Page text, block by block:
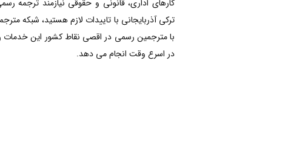
کارهای اداری، قانونی و حقوقی نیازمند ترجمه
ترکی آذربایجانی با تاییدات لازم هستید، شبکه
با مترجمین رسمی در اقصی نقاط کشور این خدمات
در اسرع وقت انجام می دهد.